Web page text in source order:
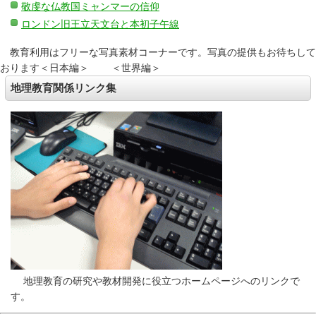
敬虔な仏教国ミャンマーの信仰
ロンドン旧王立天文台と本初子午線
教育利用はフリーな写真素材コーナーです。写真の提供もお待ちして
おります＜日本編＞ ＜世界編＞
地理教育関係リンク集
地理教育の研究や教材開発に役立つホームページへのリンクで
す。